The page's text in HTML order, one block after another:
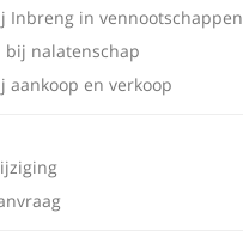
Inbreng in vennootschappen
bij nalatenschap
aankoop en verkoop